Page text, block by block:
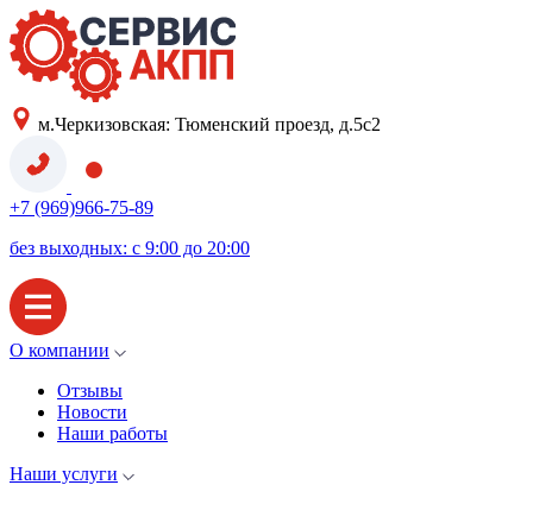
м.Черкизовская: Тюменский проезд, д.5с2
+7 (969)966-75-89
без выходных: с 9:00 до 20:00
О компании
Отзывы
Новости
Наши работы
Наши услуги